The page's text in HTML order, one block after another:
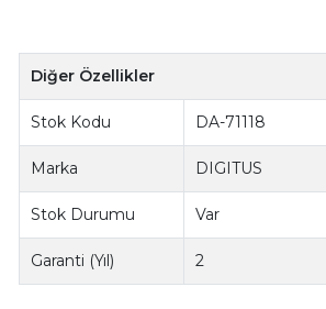
Diğer Özellikler
Stok Kodu DA-71118
Marka DIGITUS
Stok Durumu Var
Garanti (Yıl) 2